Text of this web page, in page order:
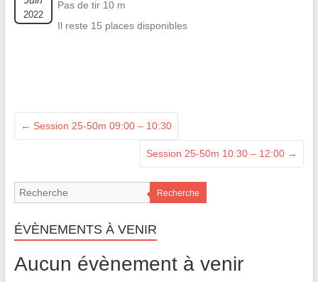
2022
Pas de tir 10 m
Il reste 15 places disponibles
← Session 25-50m 09:00 – 10:30
Session 25-50m 10:30 – 12:00 →
Recherche
ÉVÈNEMENTS À VENIR
Aucun évènement à venir